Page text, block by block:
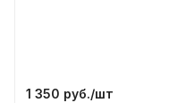
1 350 руб./шт